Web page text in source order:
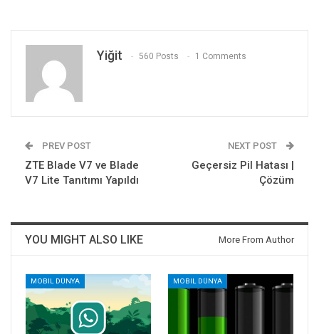
Yiğit 560 Posts 1 Comments
PREV POST
ZTE Blade V7 ve Blade
V7 Lite Tanıtımı Yapıldı
NEXT POST
Geçersiz Pil Hatası |
Çözüm
YOU MIGHT ALSO LIKE More From Author
MOBIL DÜNYA MOBIL DÜNYA